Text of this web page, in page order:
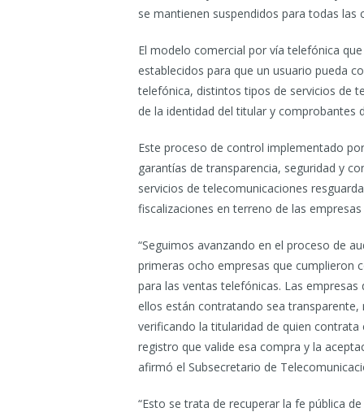
se mantienen suspendidos para todas las
El modelo comercial por vía telefónica
establecidos para que un usuario pueda
telefónica, distintos tipos de servicios de
de la identidad del titular y
Este proceso de control implementado
garantías de transparencia, seguridad y
servicios de telecomunicaciones
fiscalizaciones en terreno de las
“Seguimos avanzando en el proceso de
primeras ocho empresas que cumplieron
para las ventas telefónicas. Las
ellos están contratando sea
verificando la titularidad de quien
registro que valide esa compra y la
afirmó el Subsecretario de
“Esto se trata de recuperar la fe pública